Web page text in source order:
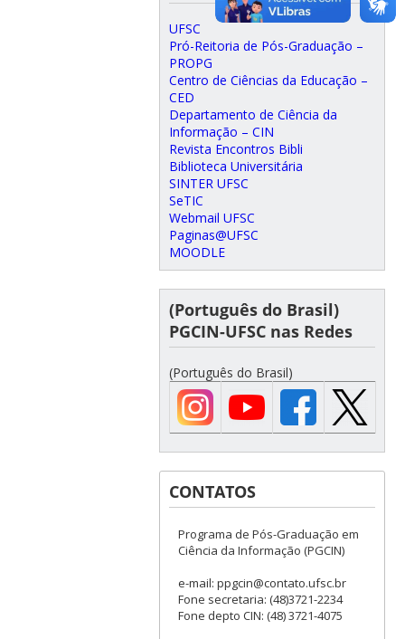
UFSC
Pró-Reitoria de Pós-Graduação –
PROPG
Centro de Ciências da Educação –
CED
Departamento de Ciência da
Informação – CIN
Revista Encontros Bibli
Biblioteca Universitária
SINTER UFSC
SeTIC
Webmail UFSC
Paginas@UFSC
MOODLE
(Português do Brasil)
PGCIN-UFSC nas Redes
(Português do Brasil)
CONTATOS
Programa de Pós-Graduação em
Ciência da Informação (PGCIN)
e-mail: ppgcin@contato.ufsc.br
Fone secretaria: (48)3721-2234
Fone depto CIN: (48) 3721-4075